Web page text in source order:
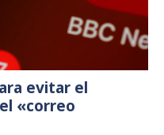
evitar el
«correo